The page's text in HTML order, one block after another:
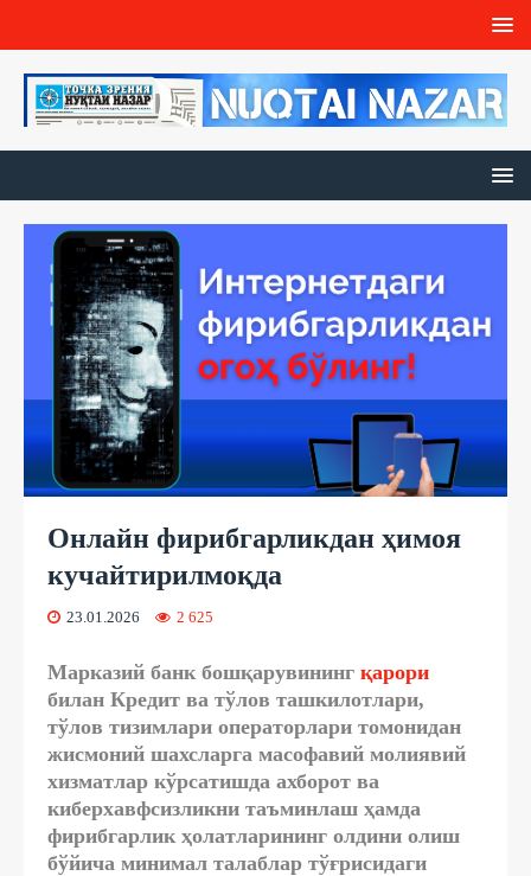
Онлайн фирибгарликдан ҳимоя
кучайтирилмоқда
23.01.2026 2 625
Марказий банк бошқарувининг қарори
билан Кредит ва тўлов ташкилотлари,
тўлов тизимлари операторлари томонидан
жисмоний шахсларга масофавий молиявий
хизматлар кўрсатишда ахборот ва
киберхавфсизликни таъминлаш ҳамда
фирибгарлик ҳолатларининг олдини олиш
бўйича минимал талаблар тўғрисидаги